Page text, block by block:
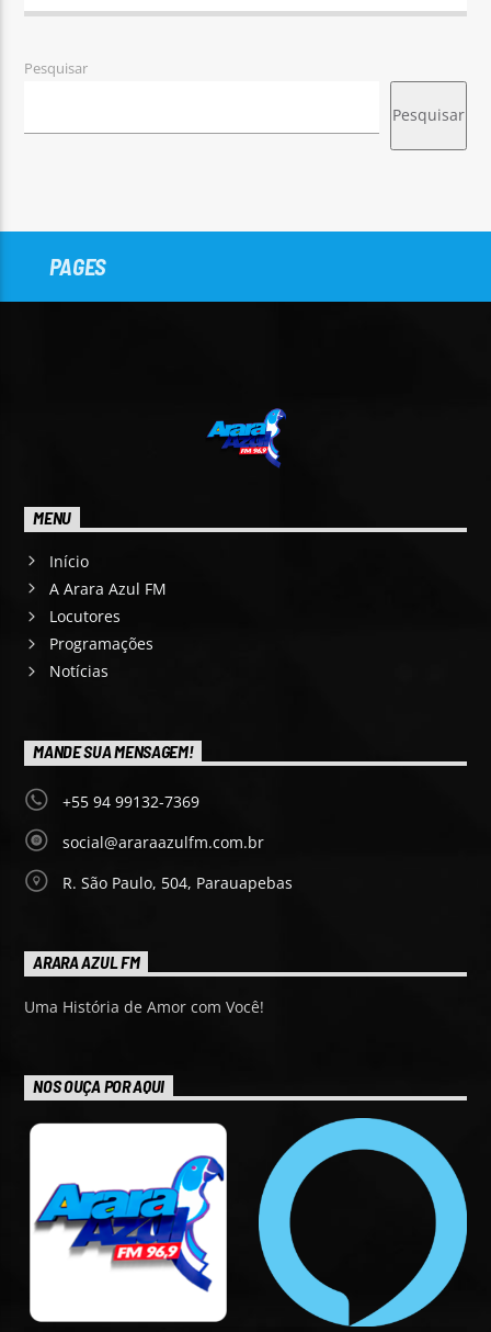
Pesquisar
Pesquisar
PAGES
MENU
Início
A Arara Azul FM
Locutores
Programações
Notícias
MANDE SUA MENSAGEM!
+55 94 99132-7369
social@araraazulfm.com.br
R. São Paulo, 504, Parauapebas
ARARA AZUL FM
Uma História de Amor com Você!
NOS OUÇA POR AQUI